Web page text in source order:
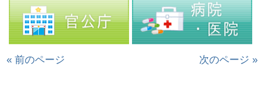
« 前のページ 次のページ »